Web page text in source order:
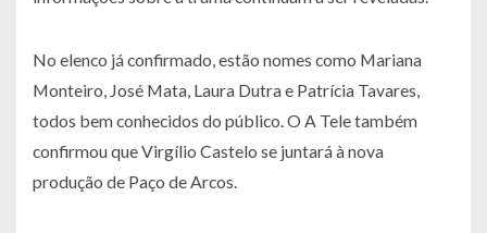
No elenco já confirmado, estão nomes como Mariana
Monteiro, José Mata, Laura Dutra e Patrícia Tavares,
todos bem conhecidos do público. O A Tele também
confirmou que Virgílio Castelo se juntará à nova
produção de Paço de Arcos.